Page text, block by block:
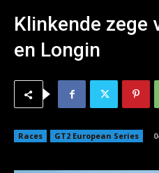
Klinkende zege
en Longin
Races GT2 European Series